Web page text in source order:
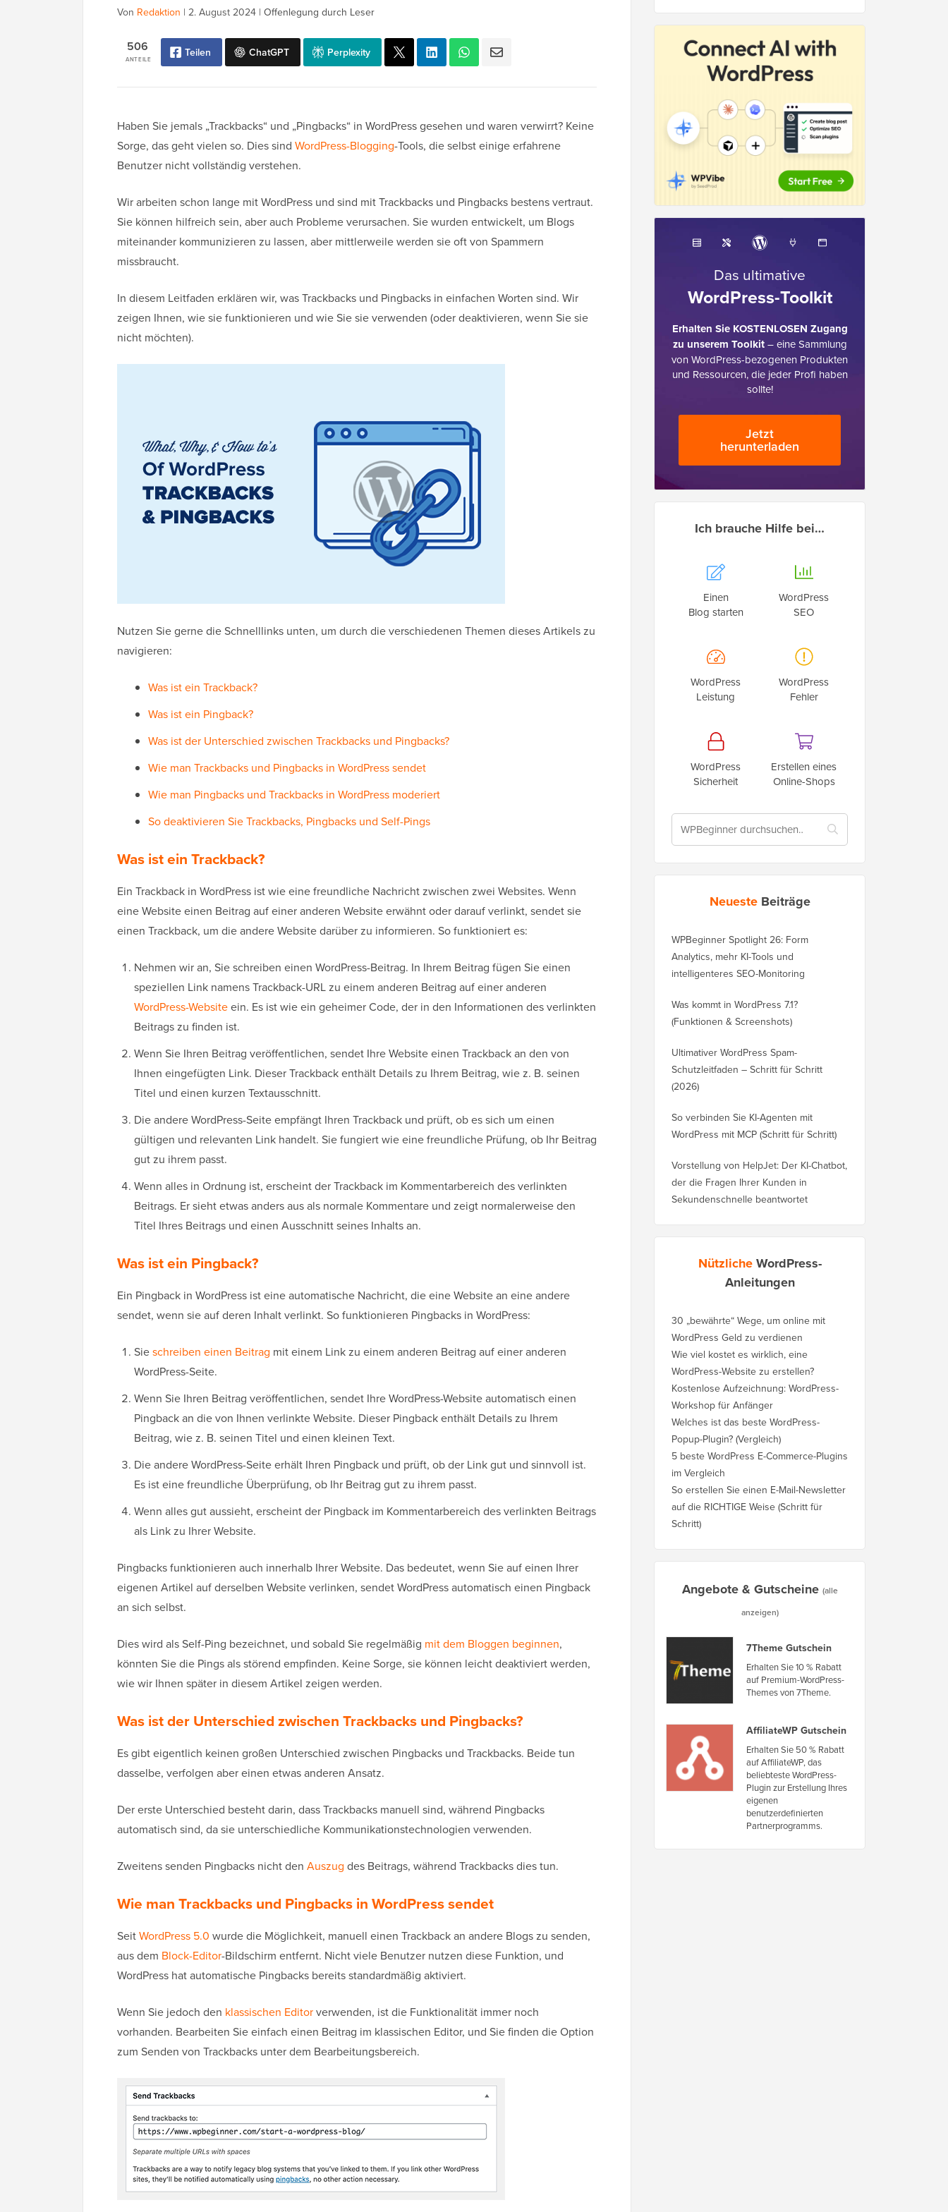
Von Redaktion | 2. August 2024 | Offenlegung durch Leser
ANTEILE
506 Teilen ChatGPT Perplexity
Haben Sie jemals „Trackbacks“ und „Pingbacks“ in WordPress gesehen und waren verwirrt? Keine
Sorge, das geht vielen so. Dies sind WordPress-Blogging-Tools, die selbst einige erfahrene
Benutzer nicht vollständig verstehen.
Wir arbeiten schon lange mit WordPress und sind mit Trackbacks und Pingbacks bestens vertraut.
Sie können hilfreich sein, aber auch Probleme verursachen. Sie wurden entwickelt, um Blogs
miteinander kommunizieren zu lassen, aber mittlerweile werden sie oft von Spammern
missbraucht.
In diesem Leitfaden erklären wir, was Trackbacks und Pingbacks in einfachen Worten sind. Wir
zeigen Ihnen, wie sie funktionieren und wie Sie sie verwenden (oder deaktivieren, wenn Sie sie
nicht möchten).
Nutzen Sie gerne die Schnelllinks unten, um durch die verschiedenen Themen dieses Artikels zu
navigieren:
Was ist ein Trackback?
Was ist ein Pingback?
Was ist der Unterschied zwischen Trackbacks und Pingbacks?
Wie man Trackbacks und Pingbacks in WordPress sendet
Wie man Pingbacks und Trackbacks in WordPress moderiert
So deaktivieren Sie Trackbacks, Pingbacks und Self-Pings
Was ist ein Trackback?
Ein Trackback in WordPress ist wie eine freundliche Nachricht zwischen zwei Websites. Wenn
eine Website einen Beitrag auf einer anderen Website erwähnt oder darauf verlinkt, sendet sie
einen Trackback, um die andere Website darüber zu informieren. So funktioniert es:
Nehmen wir an, Sie schreiben einen WordPress-Beitrag. In Ihrem Beitrag fügen Sie einen
speziellen Link namens Trackback-URL zu einem anderen Beitrag auf einer anderen
WordPress-Websiteein. Es ist wie ein geheimer Code, der in den Informationen des verlinkten
Beitrags zu finden ist.
Wenn Sie Ihren Beitrag veröffentlichen, sendet Ihre Website einen Trackback an den von
Ihnen eingefügten Link. Dieser Trackback enthält Details zu Ihrem Beitrag, wie z. B. seinen
Titel und einen kurzen Textausschnitt.
Die andere WordPress-Seite empfängt Ihren Trackback und prüft, ob es sich um einen
gültigen und relevanten Link handelt. Sie fungiert wie eine freundliche Prüfung, ob Ihr Beitrag
gut zu ihrem passt.
Wenn alles in Ordnung ist, erscheint der Trackback im Kommentarbereich des verlinkten
Beitrags. Er sieht etwas anders aus als normale Kommentare und zeigt normalerweise den
Titel Ihres Beitrags und einen Ausschnitt seines Inhalts an.
Was ist ein Pingback?
Ein Pingback in WordPress ist eine automatische Nachricht, die eine Website an eine andere
sendet, wenn sie auf deren Inhalt verlinkt. So funktionieren Pingbacks in WordPress:
Sieschreiben einen Beitrag mit einem Link zu einem anderen Beitrag auf einer anderen
WordPress-Seite.
Wenn Sie Ihren Beitrag veröffentlichen, sendet Ihre WordPress-Website automatisch einen
Pingback an die von Ihnen verlinkte Website. Dieser Pingback enthält Details zu Ihrem
Beitrag, wie z. B. seinen Titel und einen kleinen Text.
Die andere WordPress-Seite erhält Ihren Pingback und prüft, ob der Link gut und sinnvoll ist.
Es ist eine freundliche Überprüfung, ob Ihr Beitrag gut zu ihrem passt.
Wenn alles gut aussieht, erscheint der Pingback im Kommentarbereich des verlinkten Beitrags
als Link zu Ihrer Website.
Pingbacks funktionieren auch innerhalb Ihrer Website. Das bedeutet, wenn Sie auf einen Ihrer
eigenen Artikel auf derselben Website verlinken, sendet WordPress automatisch einen Pingback
an sich selbst.
Dies wird als Self-Ping bezeichnet, und sobald Sie regelmäßig mit dem Bloggen beginnen,
könnten Sie die Pings als störend empfinden. Keine Sorge, sie können leicht deaktiviert werden,
wie wir Ihnen später in diesem Artikel zeigen werden.
Was ist der Unterschied zwischen Trackbacks und Pingbacks?
Es gibt eigentlich keinen großen Unterschied zwischen Pingbacks und Trackbacks. Beide tun
dasselbe, verfolgen aber einen etwas anderen Ansatz.
Der erste Unterschied besteht darin, dass Trackbacks manuell sind, während Pingbacks
automatisch sind, da sie unterschiedliche Kommunikationstechnologien verwenden.
Zweitens senden Pingbacks nicht den Auszug des Beitrags, während Trackbacks dies tun.
Wie man Trackbacks und Pingbacks in WordPress sendet
SeitWordPress 5.0 wurde die Möglichkeit, manuell einen Trackback an andere Blogs zu senden,
aus dem Block-Editor-Bildschirm entfernt. Nicht viele Benutzer nutzen diese Funktion, und
WordPress hat automatische Pingbacks bereits standardmäßig aktiviert.
Wenn Sie jedoch den klassischen Editorverwenden, ist die Funktionalität immer noch
vorhanden. Bearbeiten Sie einfach einen Beitrag im klassischen Editor, und Sie finden die Option
zum Senden von Trackbacks unter dem Bearbeitungsbereich.
Das ultimative
WordPress-Toolkit
Erhalten Sie KOSTENLOSEN Zugang
zu unserem Toolkit– eine Sammlung
von WordPress-bezogenen Produkten
und Ressourcen, die jeder Profi haben
sollte!
Jetzt
herunterladen
Ich brauche Hilfe bei…
Einen
Blog starten
WordPress
SEO
WordPress
Leistung
WordPress
Fehler
WordPress
Sicherheit
Erstellen eines
Online-Shops
Neueste Beiträge
WPBeginner Spotlight 26: Form
Analytics, mehr KI-Tools und
intelligenteres SEO-Monitoring
Was kommt in WordPress 7.1?
(Funktionen & Screenshots)
Ultimativer WordPress Spam-
Schutzleitfaden – Schritt für Schritt
(2026)
So verbinden Sie KI-Agenten mit
WordPress mit MCP (Schritt für Schritt)
Vorstellung von HelpJet: Der KI-Chatbot,
der die Fragen Ihrer Kunden in
Sekundenschnelle beantwortet
NützlicheWordPress-
Anleitungen
30 „bewährte“ Wege, um online mit
WordPress Geld zu verdienen
Wie viel kostet es wirklich, eine
WordPress-Website zu erstellen?
Kostenlose Aufzeichnung: WordPress-
Workshop für Anfänger
Welches ist das beste WordPress-
Popup-Plugin? (Vergleich)
5 beste WordPress E-Commerce-Plugins
im Vergleich
So erstellen Sie einen E-Mail-Newsletter
auf die RICHTIGE Weise (Schritt für
Schritt)
Angebote & Gutscheine (alle
anzeigen)
7Theme Gutschein
Erhalten Sie 10 % Rabatt
auf Premium-WordPress-
Themes von 7Theme.
AffiliateWP Gutschein
Erhalten Sie 50 % Rabatt
auf AffiliateWP, das
beliebteste WordPress-
Plugin zur Erstellung Ihres
eigenen
benutzerdefinierten
Partnerprogramms.